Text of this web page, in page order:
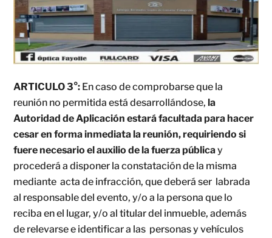
ARTICULO 3°: En caso de comprobarse que la
reunión no permitida está desarrollándose,la
Autoridad de Aplicación estará facultada para hacer
cesar en forma inmediata la reunión, requiriendo si
fuere necesario el auxilio de la fuerza públicay
procederá a disponer la constatación de la misma
mediante acta de infracción, que deberá ser labrada
al responsable del evento, y/o a la persona que lo
reciba en el lugar, y/o al titular del inmueble, además
de relevarse e identificar a las personas y vehículos